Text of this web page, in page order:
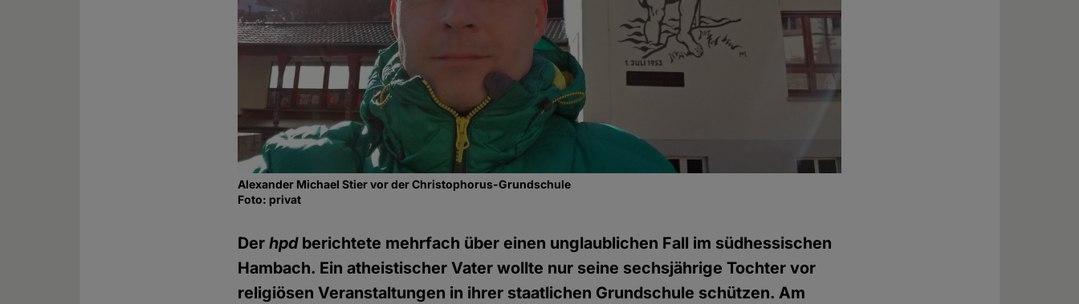
Alexander Michael Stier vor der Christophorus-Grundschule
Foto: privat
Derhpdberichtete mehrfach über einen unglaublichen Fall im südhessischen
Hambach. Ein atheistischer Vater wollte nur seine sechsjährige Tochter vor
religiösen Veranstaltungen in ihrer staatlichen Grundschule schützen. Am